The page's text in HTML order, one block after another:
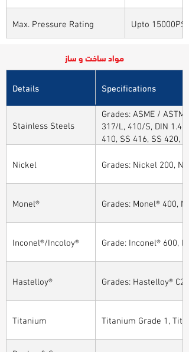
Max. Pressure Rating Upto 15000PSI
مواد ساخت و ساز
Details Specifications
Stainless Steels
Grades: ASME /
317/L, 410/S, DIN
410, SS 416, SS 420,
Nickel
Grades: Nickel 200,
Monel® Grades: Monel® 400,
Inconel®/Incoloy® Grade: Inconel® 600,
Hastelloy® Grades: Hastelloy®
Titanium Titanium Grade 1,